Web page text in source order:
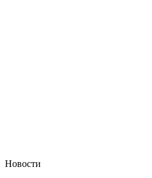
Новости